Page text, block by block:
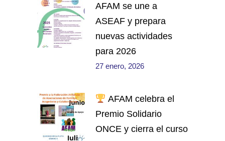
AFAM se une a
ASEAF y prepara
nuevas actividades
para 2026
27 enero, 2026
AFAM celebra el
Premio Solidario
ONCE y cierra el curso